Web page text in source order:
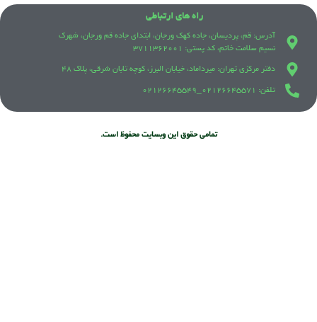
راه های ارتباطی
آدرس: قم، پردیسان، جاده کهک ورجان، ابتدای جاده قم ورجان، شهرک
نسیم سلامت خاتم، کد پستی: 3711362001
دفتر مرکزی تهران: میرداماد، خیابان البرز، کوچه تابان شرقی، پلاک 48
تلفن: 021٢۶۶۴۵۵٧١_021٢۶۶۴۵۵۴٩
تمامی حقوق این وبسایت محفوظ است.